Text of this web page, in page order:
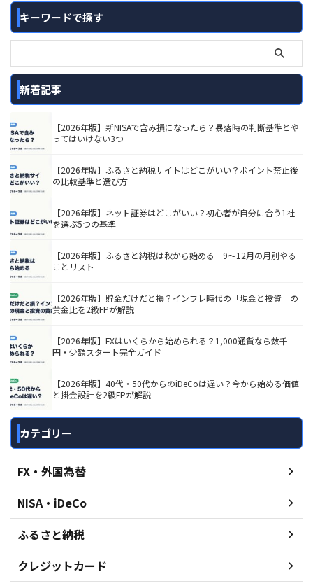
キーワードで探す
新着記事
【2026年版】新NISAで含み損になったら？暴落時の判断基準とや
ってはいけない3つ
【2026年版】ふるさと納税サイトはどこがいい？ポイント禁止後
の比較基準と選び方
【2026年版】ネット証券はどこがいい？初心者が自分に合う1社
を選ぶ5つの基準
【2026年版】ふるさと納税は秋から始める｜9〜12月の月別やる
ことリスト
【2026年版】貯金だけだと損？インフレ時代の「現金と投資」の
黄金比を2級FPが解説
【2026年版】FXはいくらから始められる？1,000通貨なら数千
円・少額スタート完全ガイド
【2026年版】40代・50代からのiDeCoは遅い？今から始める価値
と掛金設計を2級FPが解説
カテゴリー
FX・外国為替
NISA・iDeCo
ふるさと納税
クレジットカード